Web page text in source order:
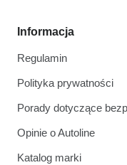
Informacja
Regulamin
Polityka prywatności
Porady dotyczące
Opinie o Autoline
Katalog marki